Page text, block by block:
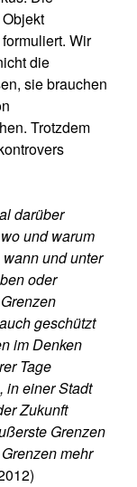
Wir
die
sie brauchen
Trotzdem
darüber
und warum
und unter
oder
geschützt
im Denken
Tage
in einer Stadt
Zukunft
Grenzen
mehr